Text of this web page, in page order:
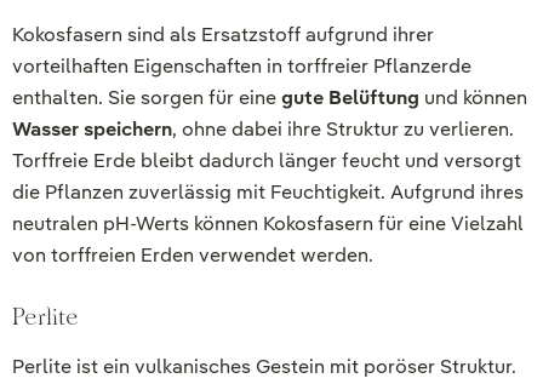
Kokosfasern sind als Ersatzstoff aufgrund ihrer
vorteilhaften Eigenschaften in torffreier Pflanzerde
enthalten. Sie sorgen für einegute Belüftung und können
Wasser speichern, ohne dabei ihre Struktur zu verlieren.
Torffreie Erde bleibt dadurch länger feucht und versorgt
die Pflanzen zuverlässig mit Feuchtigkeit. Aufgrund ihres
neutralen pH-Werts können Kokosfasern für eine Vielzahl
von torffreien Erden verwendet werden.
Perlite
Perlite ist ein vulkanisches Gestein mit poröser Struktur.